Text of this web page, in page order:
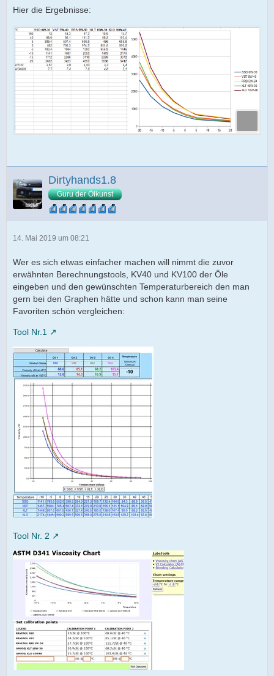
Hier die Ergebnisse:
Dirtyhands1.8
Guru der Ölkunst
14. Mai 2019 um 08:21
Wer es sich etwas einfacher machen will nimmt die zuvor
erwähnten Berechnungstools, KV40 und KV100 der Öle
eingeben und den gewünschten Temperaturbereich den man
gern bei den Graphen hätte und schon kann man seine
Favoriten schön vergleichen:
Tool Nr.1
Tool Nr. 2